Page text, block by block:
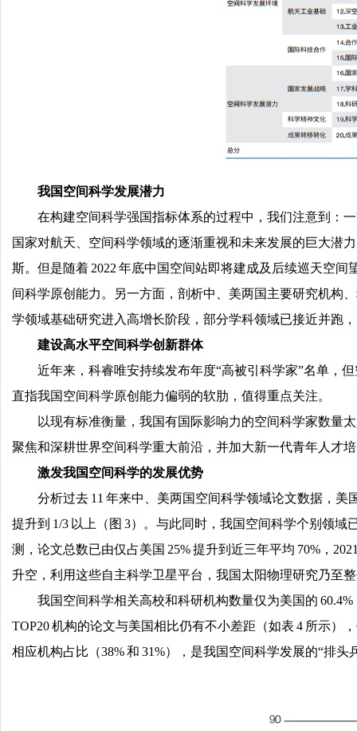
我国空间科学发展潜力
在构建空间科学强国指标体系的过程中，我们注意到：
国家对航天、空间科学领域的逐渐重视和未来发展的巨大潜
斯。但是随着 2022 年底中国空间站即将建成及后续巡天空
间科学原创能力。另一方面，剖析中、美两国主要研究机构
学领域基础研究进入高增长阶段，部分学科领域已接近并跑
建设高水平空间科学创新群体
近年来，科睿唯安持续发布年度“高被引科学家”名单，
直指我国空间科学原创能力偏弱的软肋，值得重点关注。
以现有标准衡量，我国有国际影响力的空间科学家数量
聚焦和深耕世界空间科学重大前沿，并加大新一代青年人才
激发我国空间科学的发展优势
分析过去 11 年来中、美两国空间科学领域论文数据，
提升到 1/3 以上（图 3）。与此同时，我国空间科学个别领
测，论文总数已由仅占美国 25% 提升到近三年平均 70%，
升空，利用这些自主科学卫星平台，我国太阳物理研究乃至
我国空间科学相关高校和科研机构数量仅为美国的
TOP20 机构的论文与美国相比仍有不小差距（如表 4 所示）
相应机构占比（38% 和 31%），是我国空间科学发展的“排